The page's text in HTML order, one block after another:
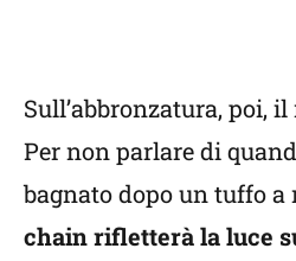
Sull’abbronzatura, poi,
Per non parlare di
bagnato dopo un tuffo a
chain rifletterà la luce